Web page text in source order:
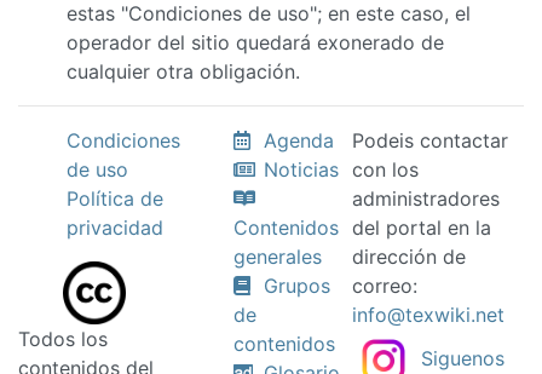
estas "Condiciones de uso"; en este caso, el
operador del sitio quedará exonerado de
cualquier otra obligación.
Condiciones
de uso
Política de
privacidad
Todos los
contenidos del
Agenda
Noticias
Contenidos
generales
Grupos
de
contenidos
Podeis contactar
con los
administradores
del portal en la
dirección de
correo:
info@texwiki.net
Siguenos